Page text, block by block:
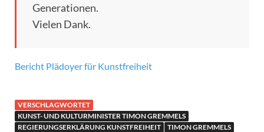
Generationen.
Vielen Dank.
Bericht Plädoyer für Kunstfreiheit
VERSCHLAGWORTET
KUNST- UND KULTURMINISTER TIMON GREMMELS
REGIERUNGSERKLÄRUNG KUNSTFREIHEIT
TIMON GREMMELS